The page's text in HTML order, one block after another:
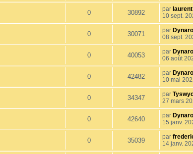
0 30892 par laurent
10 sept.
0 30071 par
08 sept.
0 40053 par
06 août
0 42482 par
10 mai
0 34347 par
27 mars
0 42640 par
15 janv.
0 35039 par
14 janv.